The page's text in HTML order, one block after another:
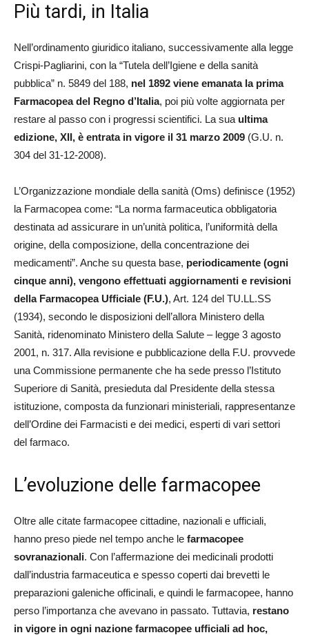
Più tardi, in Italia
Nell’ordinamento giuridico italiano, successivamente alla legge
Crispi-Pagliarini, con la “Tutela dell’Igiene e della sanità
pubblica” n. 5849 del 188, nel 1892 viene emanata la prima
Farmacopea del Regno d’Italia, poi più volte aggiornata per
restare al passo con i progressi scientifici. La sua ultima
edizione, XII, è entrata in vigore il 31 marzo 2009 (G.U. n.
304 del 31-12-2008).
L’Organizzazione mondiale della sanità (Oms) definisce (1952)
la Farmacopea come: “La norma farmaceutica obbligatoria
destinata ad assicurare in un’unità politica, l’uniformità della
origine, della composizione, della concentrazione dei
medicamenti”. Anche su questa base, periodicamente (ogni
cinque anni), vengono effettuati aggiornamenti e revisioni
della Farmacopea Ufficiale (F.U.), Art. 124 del TU.LL.SS
(1934), secondo le disposizioni dell’allora Ministero della
Sanità, ridenominato Ministero della Salute – legge 3 agosto
2001, n. 317. Alla revisione e pubblicazione della F.U. provvede
una Commissione permanente che ha sede presso l’Istituto
Superiore di Sanità, presieduta dal Presidente della stessa
istituzione, composta da funzionari ministeriali, rappresentanze
dell’Ordine dei Farmacisti e dei medici, esperti di vari settori
del farmaco.
L’evoluzione delle farmacopee
Oltre alle citate farmacopee cittadine, nazionali e ufficiali,
hanno preso piede nel tempo anche le farmacopee
sovranazionali. Con l’affermazione dei medicinali prodotti
dall’industria farmaceutica e spesso coperti dai brevetti le
preparazioni galeniche officinali, e quindi le farmacopee, hanno
perso l’importanza che avevano in passato. Tuttavia, restano
in vigore in ogni nazione farmacopee ufficiali ad hoc,